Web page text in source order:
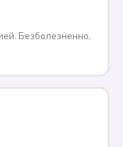
Безболезненно,